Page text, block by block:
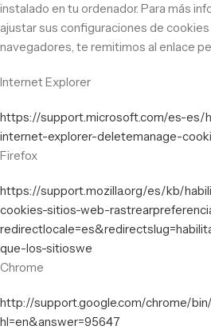
instalado en tu ordenador. Para más
ajustar sus configuraciones de
navegadores, te remitimos al enlace
Internet Explorer
https://support.microsoft.com/es-es/
internet-explorer-deletemanage-
Firefox
https://support.mozilla.org/es/kb/
cookies-sitios-web-
que-los-sitioswe
Chrome
http://support.google.com/chrome/
hl=en&answer=95647